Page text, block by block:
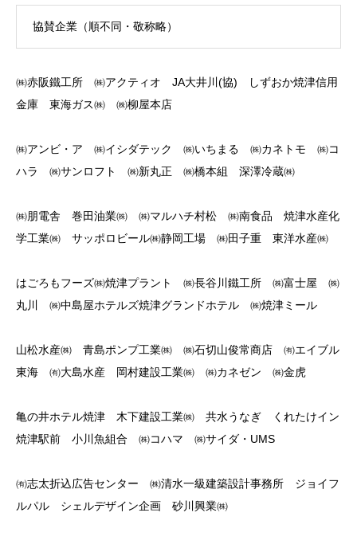
協賛企業（順不同・敬称略）
㈱赤阪鐵工所 ㈱アクティオ JA大井川(協) しずおか焼津信用
金庫 東海ガス㈱ ㈱柳屋本店
㈱アンビ・ア ㈱イシダテック ㈱いちまる ㈱カネトモ ㈱コ
ハラ ㈱サンロフト ㈱新丸正 ㈱橋本組 深澤冷蔵㈱
㈱朋電舎 巻田油業㈱ ㈱マルハチ村松 ㈱南食品 焼津水産化
学工業㈱ サッポロビール㈱静岡工場 ㈱田子重 東洋水産㈱
はごろもフーズ㈱焼津プラント ㈱長谷川鐵工所 ㈱富士屋 ㈱
丸川 ㈱中島屋ホテルズ焼津グランドホテル ㈱焼津ミール
山松水産㈱ 青島ポンプ工業㈱ ㈱石切山俊常商店 ㈲エイブル
東海 ㈲大島水産 岡村建設工業㈱ ㈱カネゼン ㈱金虎
亀の井ホテル焼津 木下建設工業㈱ 共水うなぎ くれたけイン
焼津駅前 小川魚組合 ㈱コハマ ㈱サイダ・UMS
㈲志太折込広告センター ㈱清水一級建築設計事務所 ジョイフ
ルパル シェルデザイン企画 砂川興業㈱